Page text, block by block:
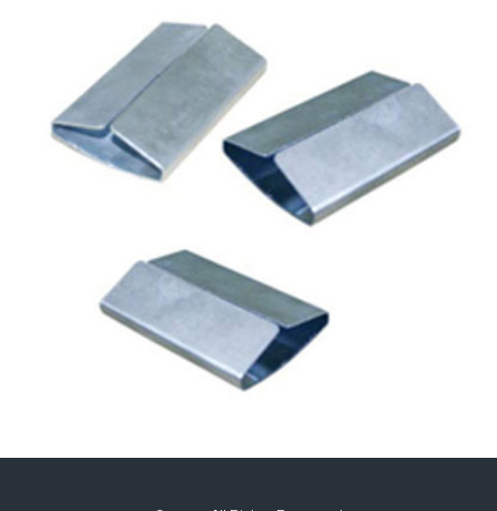
ÇELIK ÇEMBER SAC TOKA